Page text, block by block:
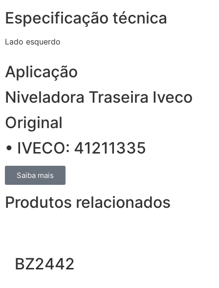
Especificação técnica
Lado esquerdo
Aplicação
Niveladora Traseira Iveco
Original
• IVECO: 41211335
Saiba mais
Produtos relacionados
BZ2442